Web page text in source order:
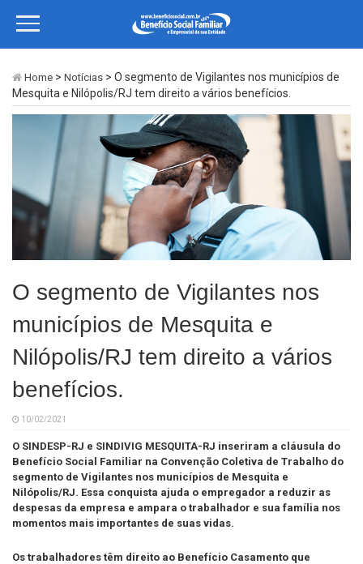
Home > Notícias > O segmento de Vigilantes nos municípios de
Mesquita e Nilópolis/RJ tem direito a vários benefícios.
O segmento de Vigilantes nos
municípios de Mesquita e
Nilópolis/RJ tem direito a vários
benefícios.
10/02/2021
O SINDESP-RJ e SINDIVIG MESQUITA-RJ inseriram a cláusula do
Benefício Social Familiar na Convenção Coletiva de Trabalho do
segmento de Vigilantes nos municípios de Mesquita e
Nilópolis/RJ. Essa conquista ajuda o empregador a reduzir as
despesas da empresa e ampara o trabalhador e sua família nos
momentos mais importantes de suas vidas.
Os trabalhadores têm direito ao Benefício Casamento que